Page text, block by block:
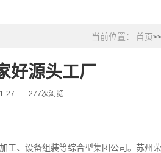
当前位置： 首页>>
好源头工厂
27 277次浏览
工、设备组装等综合型集团公司。苏州